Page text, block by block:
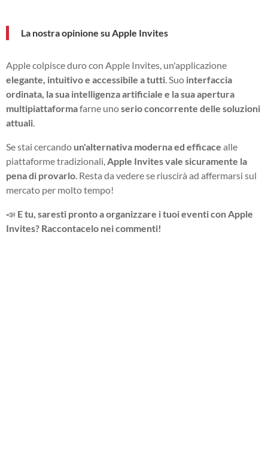
La nostra opinione su Apple Invites
Apple colpisce duro con Apple Invites, un'applicazione
elegante, intuitivo e accessibile a tutti . Suo interfaccia
ordinata, la sua intelligenza artificiale e la sua apertura
multipiattaformafarne unoserio concorrente delle soluzioni
attuali
Se stai cercando un'alternativa moderna ed efficace alle
piattaforme tradizionali, Apple Invites vale sicuramente la
pena di provarlo . Resta da vedere se riuscirà ad affermarsi sul
mercato per molto tempo!
📣 E tu, saresti pronto a organizzare i tuoi eventi con Apple
Invites? Raccontacelo nei commenti!